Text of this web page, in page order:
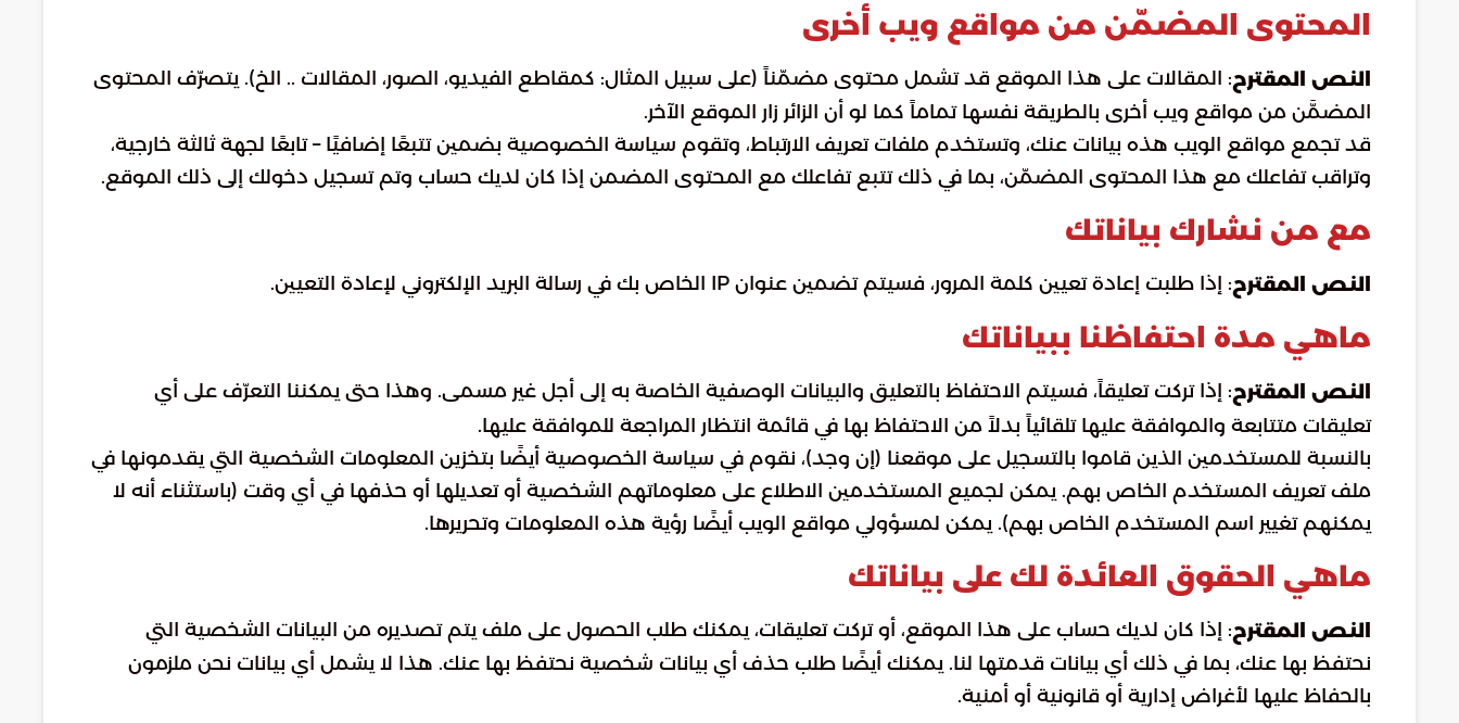
المحتوى المضمّن من مواقع ويب أخرى
النص المقترح: المقالات على هذا الموقع قد تشمل محتوى مضمّناً (على سبيل المثال: كمقاطع الفيديو، الصور، المقالات .. الخ). يتصرّف المحتوى
المضمَّن من مواقع ويب أخرى بالطريقة نفسها تماماً كما لو أن الزائر زار الموقع الآخر.
قد تجمع مواقع الويب هذه بيانات عنك، وتستخدم ملفات تعريف الارتباط، وتقوم سياسة الخصوصية بضمين تتبعًا إضافيًا – تابعًا لجهة ثالثة خارجية،
وتراقب تفاعلك مع هذا المحتوى المضمّن، بما في ذلك تتبع تفاعلك مع المحتوى المضمن إذا كان لديك حساب وتم تسجيل دخولك إلى ذلك الموقع.
مع من نشارك بياناتك
النص المقترح: إذا طلبت إعادة تعيين كلمة المرور، فسيتم تضمين عنوان IP الخاص بك في رسالة البريد الإلكتروني لإعادة التعيين.
ماهي مدة احتفاظنا ببياناتك
النص المقترح: إذا تركت تعليقاً، فسيتم الاحتفاظ بالتعليق والبيانات الوصفية الخاصة به إلى أجل غير مسمى. وهذا حتى يمكننا التعرّف على أي
تعليقات متتابعة والموافقة عليها تلقائياً بدلاً من الاحتفاظ بها في قائمة انتظار المراجعة للموافقة عليها.
بالنسبة للمستخدمين الذين قاموا بالتسجيل على موقعنا (إن وجد)، نقوم في سياسة الخصوصية أيضًا بتخزين المعلومات الشخصية التي يقدمونها في
ملف تعريف المستخدم الخاص بهم. يمكن لجميع المستخدمين الاطلاع على معلوماتهم الشخصية أو تعديلها أو حذفها في أي وقت (باستثناء أنه لا
يمكنهم تغيير اسم المستخدم الخاص بهم). يمكن لمسؤولي مواقع الويب أيضًا رؤية هذه المعلومات وتحريرها.
ماهي الحقوق العائدة لك على بياناتك
النص المقترح: إذا كان لديك حساب على هذا الموقع، أو تركت تعليقات، يمكنك طلب الحصول على ملف يتم تصديره من البيانات الشخصية التي
نحتفظ بها عنك، بما في ذلك أي بيانات قدمتها لنا. يمكنك أيضًا طلب حذف أي بيانات شخصية نحتفظ بها عنك. هذا لا يشمل أي بيانات نحن ملزمون
بالحفاظ عليها لأغراض إدارية أو قانونية أو أمنية.